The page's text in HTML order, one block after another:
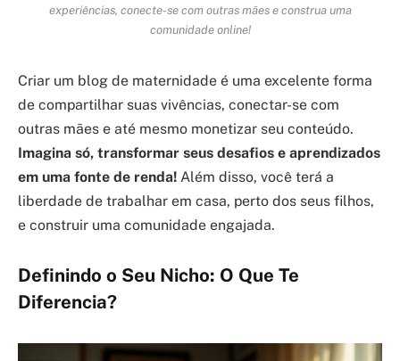
experiências, conecte-se com outras mães e construa uma
comunidade online!
Criar um blog de maternidade é uma excelente forma
de compartilhar suas vivências, conectar-se com
outras mães e até mesmo monetizar seu conteúdo.
Imagina só, transformar seus desafios e aprendizados
em uma fonte de renda! Além disso, você terá a
liberdade de trabalhar em casa, perto dos seus filhos,
e construir uma comunidade engajada.
Definindo o Seu Nicho: O Que Te
Diferencia?